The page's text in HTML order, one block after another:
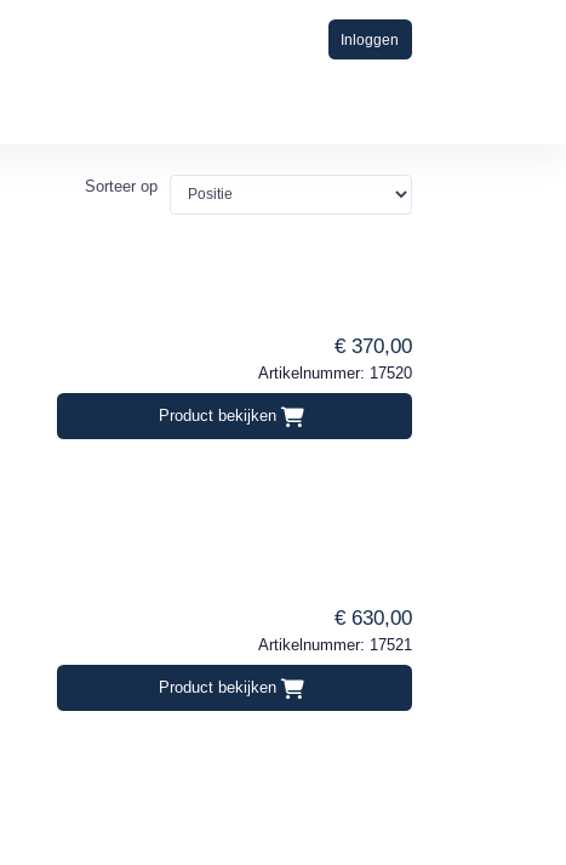
Inloggen
Sorteer op
€ 370,00
Artikelnummer: 17520
Product bekijken
€ 630,00
Artikelnummer: 17521
Product bekijken